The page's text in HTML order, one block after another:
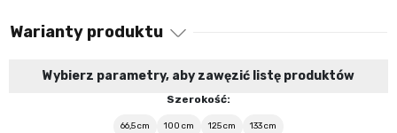
Warianty produktu
Wybierz parametry, aby zawęzić listę produktów
Szerokość:
66,5 cm 100 cm 125 cm 133 cm